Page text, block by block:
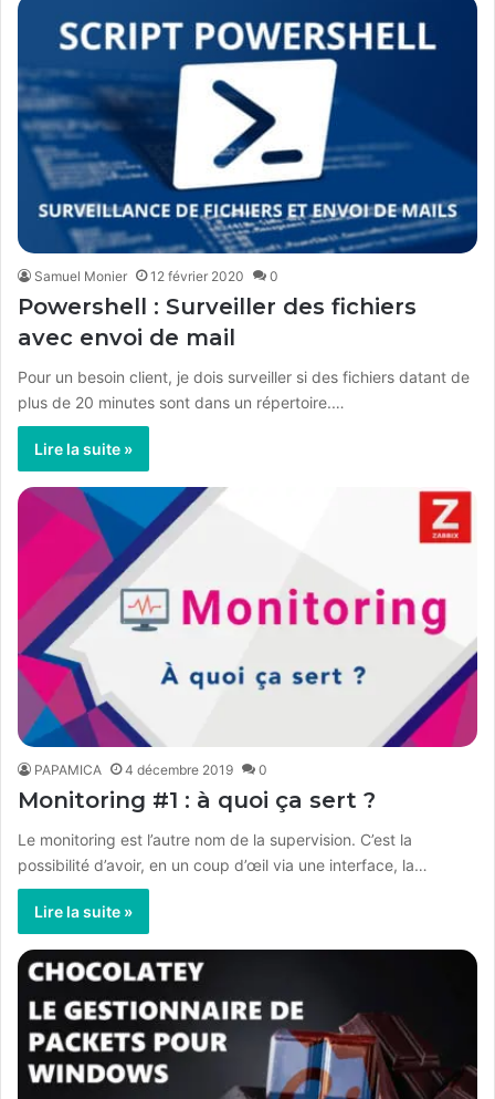
Samuel Monier 12 février 2020 0
Powershell : Surveiller des fichiers
avec envoi de mail
Pour un besoin client, je dois surveiller si des fichiers datant de
plus de 20 minutes sont dans un répertoire.…
Lire la suite »
PAPAMICA 4 décembre 2019 0
Monitoring #1 : à quoi ça sert ?
Le monitoring est l’autre nom de la supervision. C’est la
possibilité d’avoir, en un coup d’œil via une interface, la…
Lire la suite »